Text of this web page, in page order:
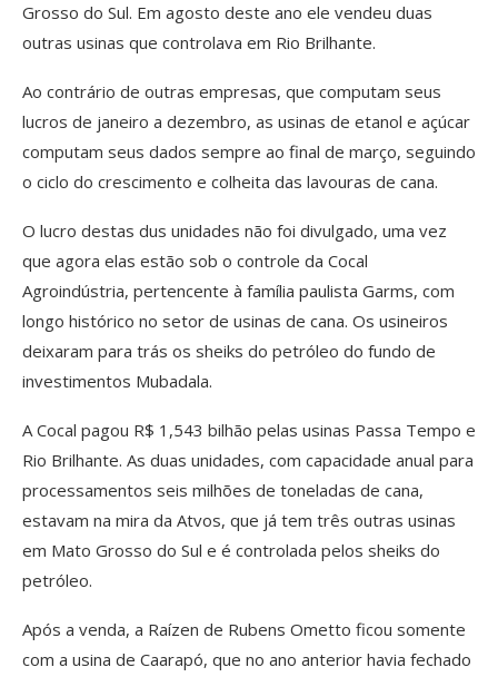
Grosso do Sul. Em agosto deste ano ele vendeu duas
outras usinas que controlava em Rio Brilhante.
Ao contrário de outras empresas, que computam seus
lucros de janeiro a dezembro, as usinas de etanol e açúcar
computam seus dados sempre ao final de março, seguindo
o ciclo do crescimento e colheita das lavouras de cana.
O lucro destas dus unidades não foi divulgado, uma vez
que agora elas estão sob o controle da Cocal
Agroindústria, pertencente à família paulista Garms, com
longo histórico no setor de usinas de cana. Os usineiros
deixaram para trás os sheiks do petróleo do fundo de
investimentos Mubadala.
A Cocal pagou R$ 1,543 bilhão pelas usinas Passa Tempo e
Rio Brilhante. As duas unidades, com capacidade anual para
processamentos seis milhões de toneladas de cana,
estavam na mira da Atvos, que já tem três outras usinas
em Mato Grosso do Sul e é controlada pelos sheiks do
petróleo.
Após a venda, a Raízen de Rubens Ometto ficou somente
com a usina de Caarapó, que no ano anterior havia fechado